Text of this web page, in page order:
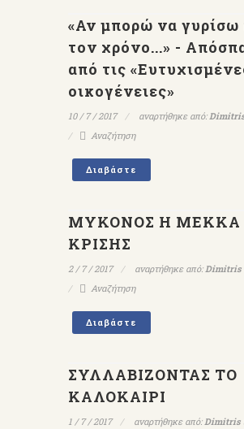
«Αν μπορώ να γυρίσω
τον χρόνο...» -
από τις
οικογένειες»
10 / 7 / 2017 αναρτήθηκε από:
Αναζήτηση
Διαβάστε
ΜΥΚΟΝΟΣ Η ΜΕΚΚΑ
ΚΡΙΣΗΣ
2 / 7 / 2017 αναρτήθηκε από:Dimitris
Αναζήτηση
Διαβάστε
ΣΥΛΛΑΒΙΖΟΝΤΑΣ ΤΟ
ΚΑΛΟΚΑΙΡΙ
1 / 7 / 2017 αναρτήθηκε από:Dimitris